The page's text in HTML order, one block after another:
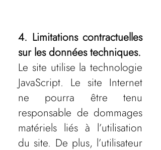
4. Limitations contractuelles
sur les données techniques.
Le site utilise la technologie
JavaScript. Le site Internet
ne pourra être tenu
responsable de dommages
matériels liés à l’utilisation
du site. De plus, l’utilisateur